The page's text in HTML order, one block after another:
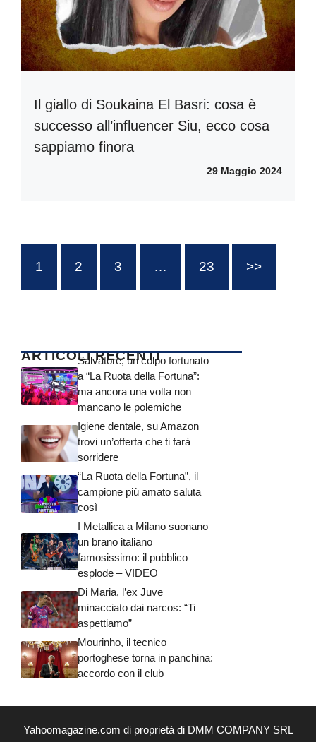
Il giallo di Soukaina El Basri: cosa è
successo all’influencer Siu, ecco cosa
sappiamo finora
29 Maggio 2024
1 2 3 … 23 >>
ARTICOLI RECENTI
Salvatore, un colpo fortunato
a “La Ruota della Fortuna”:
ma ancora una volta non
mancano le polemiche
Igiene dentale, su Amazon
trovi un’offerta che ti farà
sorridere
“La Ruota della Fortuna”, il
campione più amato saluta
così
I Metallica a Milano suonano
un brano italiano
famosissimo: il pubblico
esplode – VIDEO
Di Maria, l’ex Juve
minacciato dai narcos: “Ti
aspettiamo”
Mourinho, il tecnico
portoghese torna in panchina:
accordo con il club
Yahoomagazine.com di proprietà di DMM COMPANY SRL